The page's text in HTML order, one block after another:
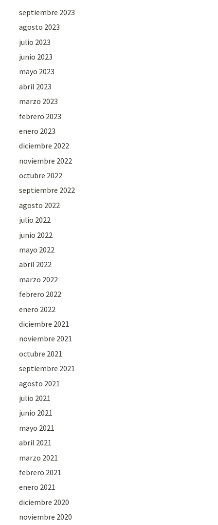
septiembre 2023
agosto 2023
julio 2023
junio 2023
mayo 2023
abril 2023
marzo 2023
febrero 2023
enero 2023
diciembre 2022
noviembre 2022
octubre 2022
septiembre 2022
agosto 2022
julio 2022
junio 2022
mayo 2022
abril 2022
marzo 2022
febrero 2022
enero 2022
diciembre 2021
noviembre 2021
octubre 2021
septiembre 2021
agosto 2021
julio 2021
junio 2021
mayo 2021
abril 2021
marzo 2021
febrero 2021
enero 2021
diciembre 2020
noviembre 2020